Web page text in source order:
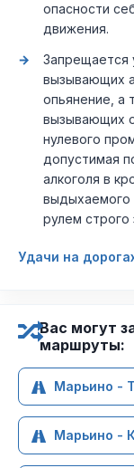
опасности
движения.
Запрещается
вызывающих
опьянение, а
вызывающих
нулевого
допустимая
алкоголя в
выдыхаемого
рулем
Удачи на
Вас могут
маршруты:
Марьино -
Марьино -